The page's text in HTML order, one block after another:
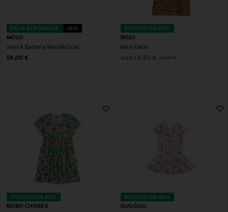
EELIS KUPONGIGA UUS
MOLO
Seelik Barbera Wonderland
Original Price
59,00 €
SOODUSTUS 60%
BOGI
Kleit Fanni
alates Discounted Price
9,90 € Original Price
24,90 €
SOODUSTUS 40%
BOBO CHOSES
SOODUSTUS 40%
GUGGUU